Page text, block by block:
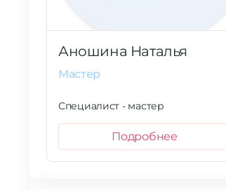
Аношина Наталья
Мастер
Специалист - мастер
Подробнее